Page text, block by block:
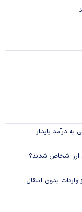
درآمد پایدار
ارز اشخاص شدند؟
بدون انتقال